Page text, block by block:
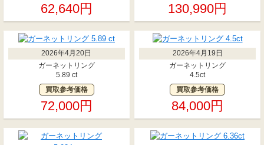
62,640円 130,990円
2026年4月20日
ガーネットリング
5.89 ct
買取参考価格
72,000円
2026年4月19日
ガーネットリング
4.5ct
買取参考価格
84,000円